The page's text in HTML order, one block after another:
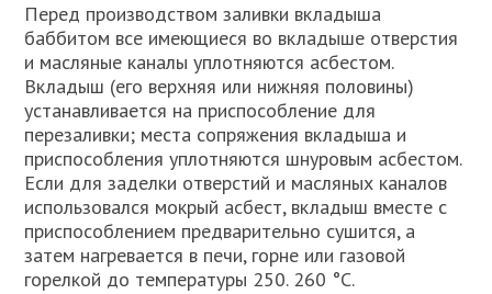
Перед производством заливки вкладыша
баббитом все имеющиеся во вкладыше отверстия
и масляные каналы уплотняются асбестом.
Вкладыш (его верхняя или нижняя половины)
устанавливается на приспособление для
перезаливки; места сопряжения вкладыша и
приспособления уплотняются шнуровым асбестом.
Если для заделки отверстий и масляных каналов
использовался мокрый асбест, вкладыш вместе с
приспособлением предварительно сушится, а
затем нагревается в печи, горне или газовой
горелкой до температуры 250. 260 °С.